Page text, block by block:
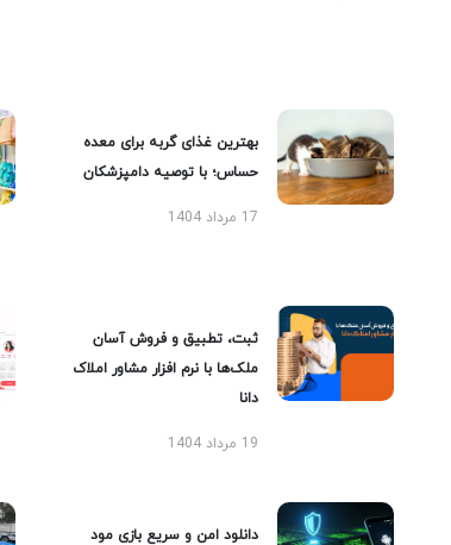
بهترین غذای گربه برای معده
حساس؛ با توصیه دامپزشکان
17 مرداد 1404
ثبت، تطبیق و فروش آسان
ملک‌ها با نرم افزار مشاور املاک
دانا
19 مرداد 1404
دانلود امن و سریع بازی مود